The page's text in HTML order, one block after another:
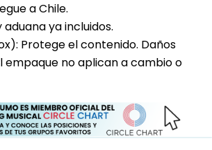
a Chile.
aduana ya incluidos.
Protege el contenido. Daños
empaque no aplican a cambio o